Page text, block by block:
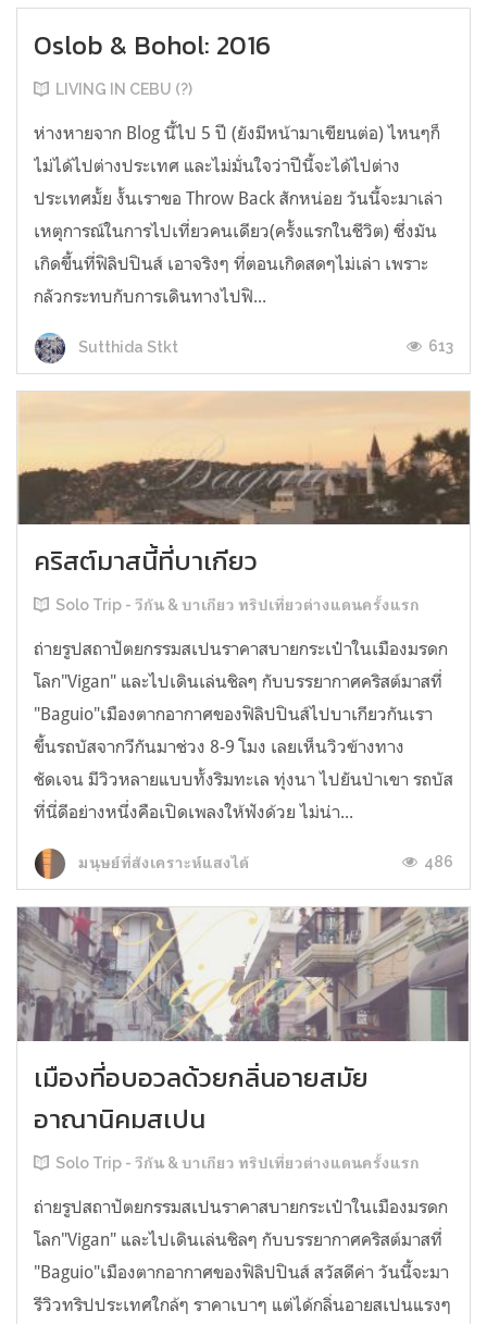
Oslob & Bohol: 2016
LIVING IN CEBU (?)
ห่างหายจาก Blog นี้ไป 5 ปี (ยังมีหน้ามาเขียนต่อ) ไหนๆก็
ไม่ได้ไปต่างประเทศ และไม่มั่นใจว่าปีนี้จะได้ไปต่าง
ประเทศมั้ย งั้นเราขอ Throw Back สักหน่อย วันนี้จะมาเล่า
เหตุการณ์ในการไปเที่ยวคนเดียว(ครั้งแรกในชีวิต) ซึ่งมัน
เกิดขึ้นที่ฟิลิปปินส์ เอาจริงๆ ที่ตอนเกิดสดๆไม่เล่า เพราะ
กลัวกระทบกับการเดินทางไปฟิ...
Sutthida Stkt 613
คริสต์มาสนี้ที่บาเกียว
Solo Trip - วีกัน & บาเกียว ทริปเที่ยวต่างแดนครั้งแรก
ถ่ายรูปสถาปัตยกรรมสเปนราคาสบายกระเป๋าในเมืองมรดก
โลก"Vigan" และไปเดินเล่นชิลๆ กับบรรยากาศคริสต์มาสที่
"Baguio"เมืองตากอากาศของฟิลิปปินส์ไปบาเกียวกันเรา
ขึ้นรถบัสจากวีกันมาช่วง 8-9 โมง เลยเห็นวิวข้างทาง
ชัดเจน มีวิวหลายแบบทั้งริมทะเล ทุ่งนา ไปยันป่าเขา รถบัส
ที่นี่ดีอย่างหนึ่งคือเปิดเพลงให้ฟังด้วย ไม่น่า...
มนุษย์ที่สังเคราะห์แสงได้ 486
เมืองที่อบอวลด้วยกลิ่นอายสมัย
อาณานิคมสเปน
Solo Trip - วีกัน & บาเกียว ทริปเที่ยวต่างแดนครั้งแรก
ถ่ายรูปสถาปัตยกรรมสเปนราคาสบายกระเป๋าในเมืองมรดก
โลก"Vigan" และไปเดินเล่นชิลๆ กับบรรยากาศคริสต์มาสที่
"Baguio"เมืองตากอากาศของฟิลิปปินส์ สวัสดีค่า วันนี้จะมา
รีวิวทริปประเทศใกล้ๆ ราคาเบาๆ แต่ได้กลิ่นอายสเปนแรงๆ